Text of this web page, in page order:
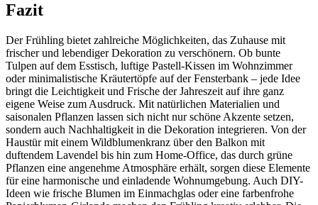
Fazit
Der Frühling bietet zahlreiche Möglichkeiten, das Zuhause mit
frischer und lebendiger Dekoration zu verschönern. Ob bunte
Tulpen auf dem Esstisch, luftige Pastell-Kissen im Wohnzimmer
oder minimalistische Kräutertöpfe auf der Fensterbank – jede Idee
bringt die Leichtigkeit und Frische der Jahreszeit auf ihre ganz
eigene Weise zum Ausdruck. Mit natürlichen Materialien und
saisonalen Pflanzen lassen sich nicht nur schöne Akzente setzen,
sondern auch Nachhaltigkeit in die Dekoration integrieren. Von der
Haustür mit einem Wildblumenkranz über den Balkon mit
duftendem Lavendel bis hin zum Home-Office, das durch grüne
Pflanzen eine angenehme Atmosphäre erhält, sorgen diese Elemente
für eine harmonische und einladende Wohnumgebung. Auch DIY-
Ideen wie frische Blumen im Einmachglas oder eine farbenfrohe